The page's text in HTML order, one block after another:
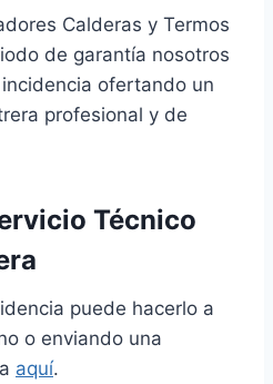
Calderas y Termos
de garantía nosotros
ofertando un
profesional y de
Técnico
puede hacerlo a
o enviando una
aquí.